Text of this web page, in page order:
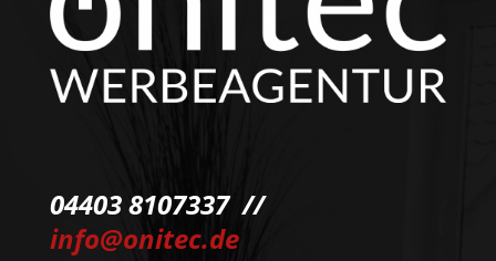
04403 8107337 //
info@onitec.de